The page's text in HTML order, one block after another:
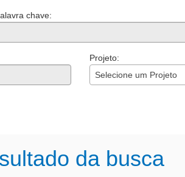
chave:
Projeto:
Selecione um Projeto
da busca